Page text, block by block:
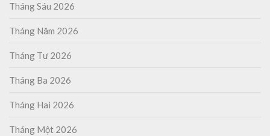
Tháng Sáu 2026
Tháng Năm 2026
Tháng Tư 2026
Tháng Ba 2026
Tháng Hai 2026
Tháng Một 2026